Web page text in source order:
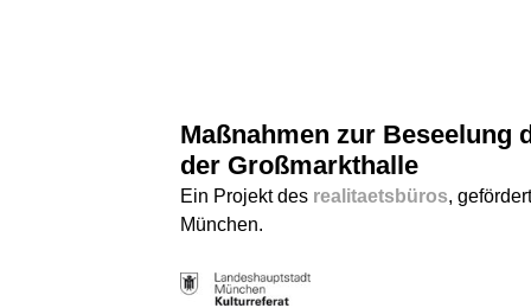
Maßnahmen zur Beseelung
der Großmarkthalle
Ein Projekt des realitaetsbüros,
München.